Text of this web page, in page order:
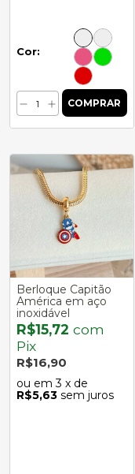
Cor:
Berloque Capitão
América em aço
inoxidável
R$15,72com
Pix
R$16,90
3 x de
R$5,63 sem juros